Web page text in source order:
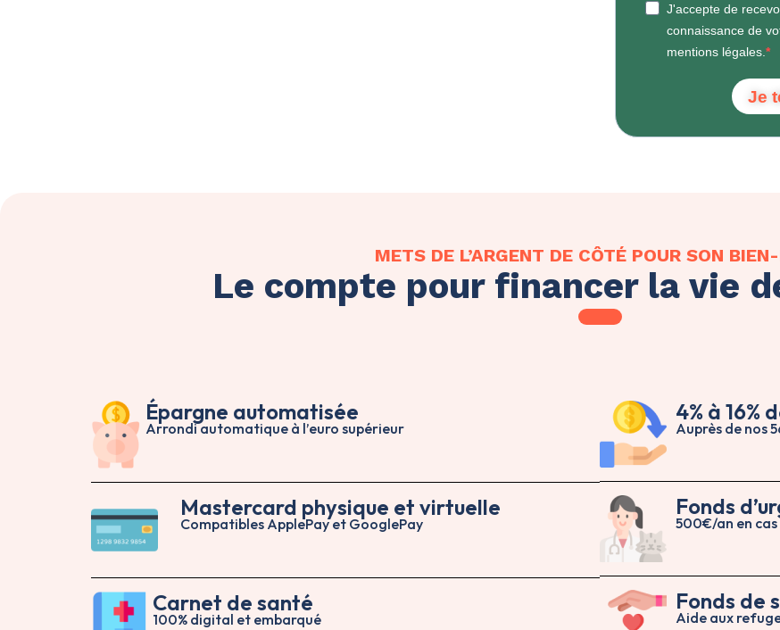
J'accepte de
connaissance de
mentions légales.
Je
METS DE L’ARGENT DE CÔTÉ POUR SON
Le compte pour financer la vie
Épargne automatisée
Arrondi automatique à l’euro supérieur
Mastercard physique et virtuelle
Compatibles ApplePay et GooglePay
Carnet de santé
100% digital et embarqué
4% à 16%
Auprès de nos
Fonds
500€/an en cas
Fonds de
Aide aux